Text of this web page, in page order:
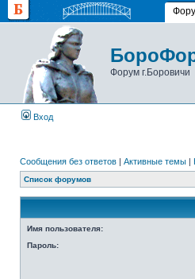
Форум г.Боровичи
Вход
Сообщения без ответов | Активные темы |
Список форумов
Имя пользователя:
Пароль: